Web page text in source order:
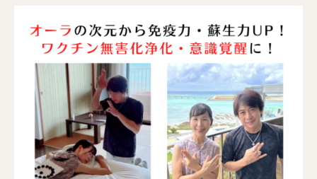

HOME シェア お問い合わせ